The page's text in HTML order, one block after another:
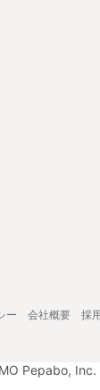
ー 会社概要 採
Pepabo,